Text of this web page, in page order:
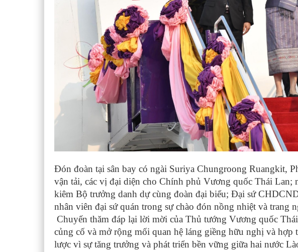
Đón đoàn tại sân bay có ngài Suriya Chungroong Ruangkit,
vận tải, các vị đại diện cho Chính phủ Vương quốc Thái Lan;
kiêm Bộ trưởng danh dự cùng đoàn đại biểu; Đại sứ
nhân viên đại sứ quán trong sự chào đón nồng nhiệt và trang
Chuyến thăm đáp lại lời mời của Thủ tướng Vương quốc
củng cố và mở rộng mối quan hệ láng giềng hữu nghị và hợp
lược vì sự tăng trưởng và phát triển bền vững giữa hai nước